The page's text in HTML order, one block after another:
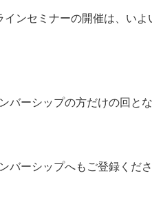
ンセミナーの開催は、いよ
バーシップの方だけの回とな
バーシップへもご登録くださ